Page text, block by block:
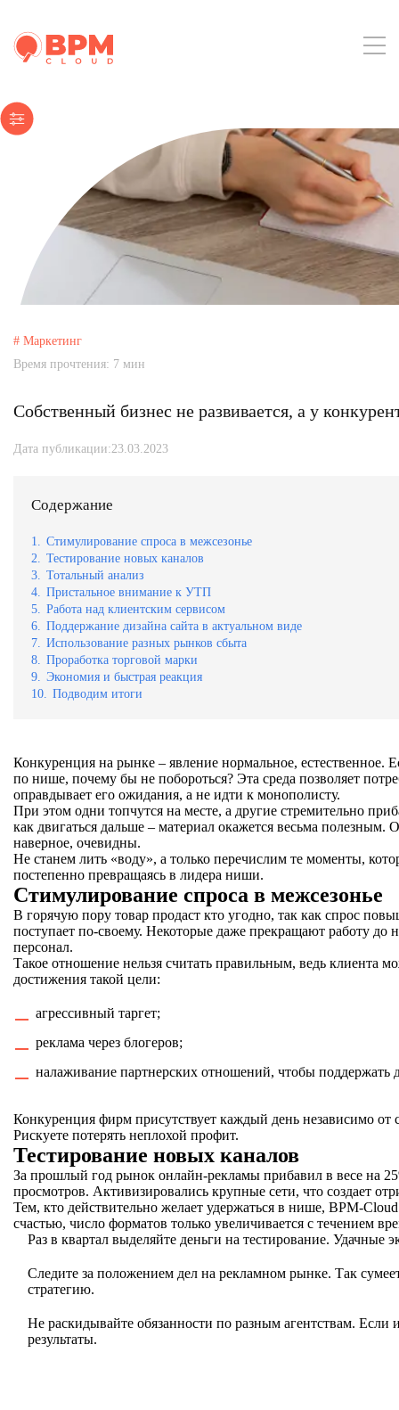
# Маркетинг
Время прочтения: 7 мин
Собственный бизнес не развивается, а у
Дата публикации:23.03.2023
Содержание
1.
Стимулирование спроса в межсезонье
2.
Тестирование новых каналов
3.
Тотальный анализ
4.
Пристальное внимание к УТП
5.
Работа над клиентским сервисом
6.
Поддержание дизайна сайта в актуальном виде
7.
Использование разных рынков сбыта
8.
Проработка торговой марки
9.
Экономия и быстрая реакция
10.
Подводим итоги
Конкуренция на рынке – явление нормальное, естественное.
по нише, почему бы не побороться? Эта среда позволяет
оправдывает его ожидания, а не идти к монополисту.
При этом одни топчутся на месте, а другие стремительно
как двигаться дальше – материал окажется весьма
наверное, очевидны.
Не станем лить «воду», а только перечислим те моменты,
постепенно превращаясь в лидера ниши.
Стимулирование спроса в межсезонье
В горячую пору товар продаст кто угодно, так как спрос
поступает по-своему. Некоторые даже прекращают работу до
персонал.
Такое отношение нельзя считать правильным, ведь клиента
достижения такой цели:
агрессивный таргет;
реклама через блогеров;
налаживание партнерских отношений, чтобы поддержать
Конкуренция фирм присутствует каждый день независимо от
Рискуете потерять неплохой профит.
Тестирование новых каналов
За прошлый год рынок онлайн-рекламы прибавил в весе на
просмотров. Активизировались крупные сети, что создает
Тем, кто действительно желает удержаться в нише, BPM-
счастью, число форматов только увеличивается с течением
Раз в квартал выделяйте деньги на тестирование. Удачные
Следите за положением дел на рекламном рынке. Так
стратегию.
Не раскидывайте обязанности по разным агентствам. Если
результаты.